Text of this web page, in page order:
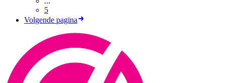
5
Volgende pagina